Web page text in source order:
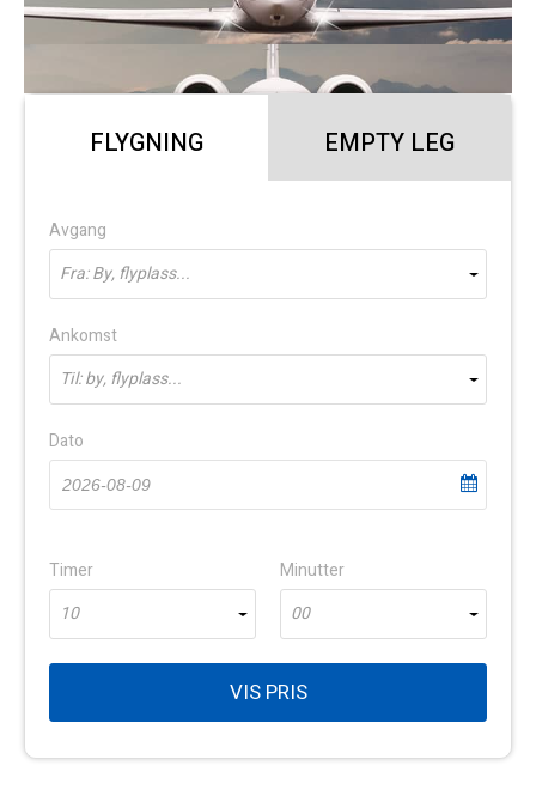
FLYGNING EMPTY LEG
Avgang
Fra: By, flyplass...
Ankomst
Til: by, flyplass...
Dato
Timer
10
Minutter
00
VIS PRIS